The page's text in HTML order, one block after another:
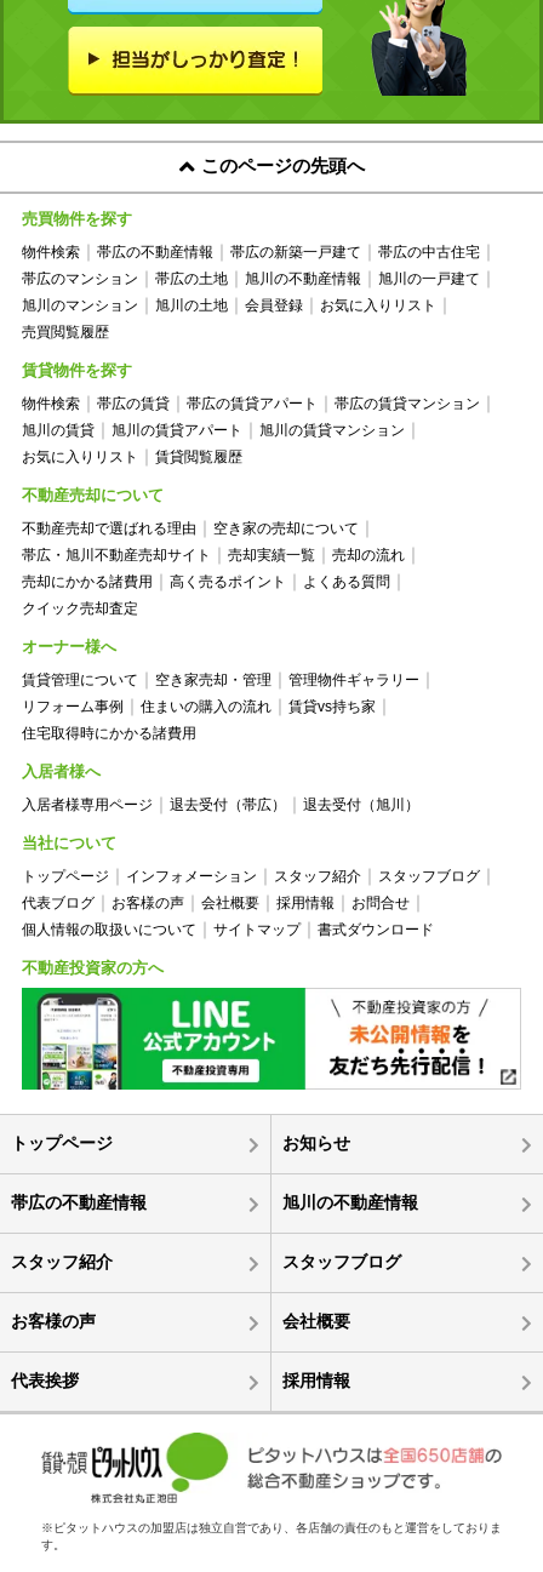
このページの先頭へ
売買物件を探す
物件検索 帯広の不動産情報 帯広の新築一戸建て
帯広の中古住宅
帯広のマンション
帯広の土地 旭川の不動産情報
旭川の一戸建て
旭川のマンション
旭川の土地 会員登録
お気に入りリスト
売買閲覧履歴
賃貸物件を探す
物件検索 帯広の賃貸 帯広の賃貸アパート
帯広の賃貸マンション
旭川の賃貸
旭川の賃貸アパート
旭川の賃貸マンション
お気に入りリスト
賃貸閲覧履歴
不動産売却について
不動産売却で選ばれる理由
空き家の売却について
帯広・旭川不動産売却サイト
売却実績一覧
売却の流れ
売却にかかる諸費用
高く売るポイント
よくある質問
クイック売却査定
オーナー様へ
賃貸管理について 空き家売却・管理
管理物件ギャラリー
リフォーム事例
住まいの購入の流れ
賃貸vs持ち家
住宅取得時にかかる諸費用
入居者様へ
入居者様専用ページ 退去受付（帯広） 退去受付（旭川）
当社について
トップページ インフォメーション スタッフ紹介
スタッフブログ
代表ブログ
お客様の声 会社概要 採用情報
お問合せ
個人情報の取扱いについて
サイトマップ 書式ダウンロード
不動産投資家の方へ
トップページ お知らせ
帯広の不動産情報 旭川の不動産情報
スタッフ紹介 スタッフブログ
お客様の声 会社概要
代表挨拶 採用情報
※ピタットハウスの加盟店は独立自営であり、各店舗の責任のもと運営をしておりま
す。